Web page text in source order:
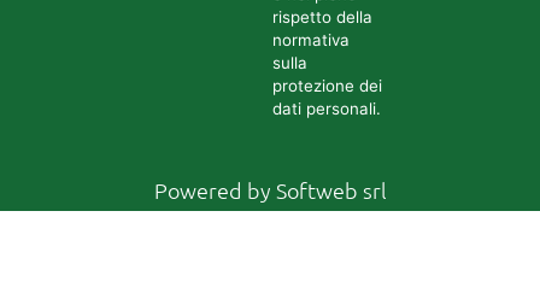
rispetto della
normativa
sulla
protezione dei
dati personali.
Powered by Softweb srl